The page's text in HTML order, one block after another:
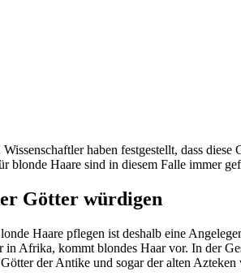
haben festgestellt, dass
blonde Haare sind in diesem Falle immer
Götter würdigen
Haare pflegen ist deshalb eine
Afrika, kommt blondes Haar vor. In der
der Antike und sogar der alten